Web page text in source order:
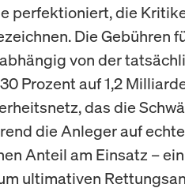
perfektioniert, die
Die Gebühren
von der
Prozent auf 1,2
das die
die Anleger auf
Anteil am Einsatz –
ultimativen